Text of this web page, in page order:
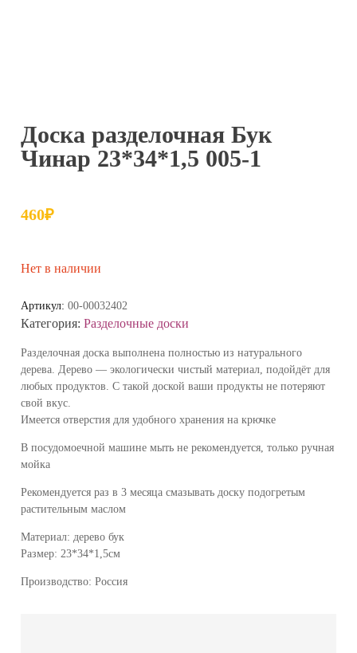
Доска разделочная Бук
Чинар 23*34*1,5 005-1
460₽
Нет в наличии
Артикул:00-00032402
Категория:Разделочные доски
Разделочная доска выполнена полностью из натурального
дерева. Дерево — экологически чистый материал, подойдёт для
любых продуктов. С такой доской ваши продукты не потеряют
свой вкус.
Имеется отверстия для удобного хранения на крючке
В посудомоечной машине мыть не рекомендуется, только ручная
мойка
Рекомендуется раз в 3 месяца смазывать доску подогретым
растительным маслом
Материал: дерево бук
Размер: 23*34*1,5см
Производство: Россия